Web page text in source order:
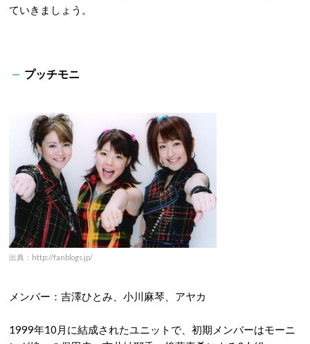
ていきましょう。
プッチモニ
出典：http://fanblogs.jp/
メンバー：吉澤ひとみ、小川麻琴、アヤカ
1999年10月に結成されたユニットで、初期メンバーはモーニ